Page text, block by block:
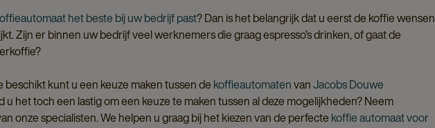
het beste bij uw bedrijf past? Dan is het belangrijk dat u eerst de koffie wensen
Zijn er binnen uw bedrijf veel werknemers die graag espresso’s drinken, of gaat de
beschikt kunt u een keuze maken tussen de koffieautomatenvanJacobs Douwe
u het toch een lastig om een keuze te maken tussen al deze mogelijkheden? Neem
onze specialisten. We helpen u graag bij het kiezen van de perfecte koffie automaat voor